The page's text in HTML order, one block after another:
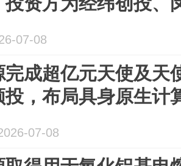
07-08
完成超亿元天使及天
投，布局具身原生计
07-08